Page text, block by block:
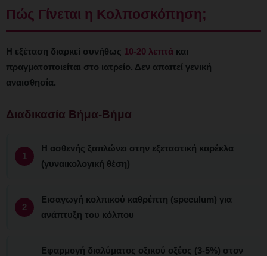
Πώς Γίνεται η Κολποσκόπηση;
Η εξέταση διαρκεί συνήθως 10-20 λεπτά και
πραγματοποιείται στο ιατρείο. Δεν απαιτεί γενική
αναισθησία.
Διαδικασία Βήμα-Βήμα
Η ασθενής ξαπλώνει στην εξεταστική καρέκλα
(γυναικολογική θέση)
Εισαγωγή κολπικού καθρέπτη (speculum) για
ανάπτυξη του κόλπου
Εφαρμογή διαλύματος οξικού οξέος (3-5%) στον